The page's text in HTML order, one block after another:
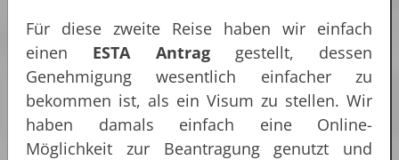
Für diese zweite Reise haben wir einfach
einen ESTA Antraggestellt, dessen
Genehmigung wesentlich einfacher zu
bekommen ist, als ein Visum zu stellen. Wir
haben damals einfach eine Online-
Möglichkeit zur Beantragung genutzt und